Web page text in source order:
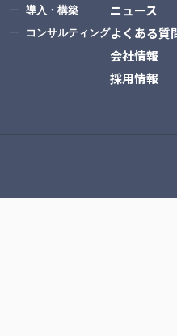
導入・構築
コンサルティング
ニュース
よくある質
会社情報
採用情報